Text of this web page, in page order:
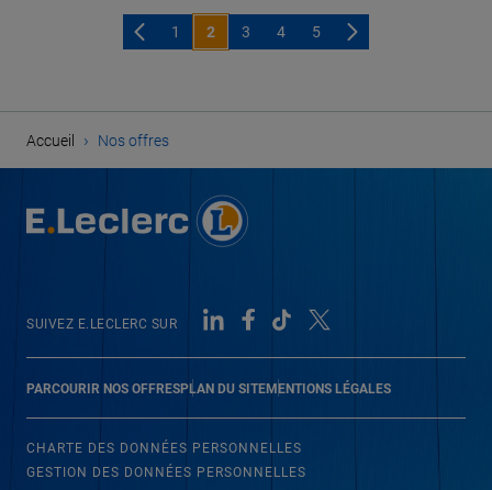
1 2 3 4 5
Accueil › Nos offres
PARCOURIR NOS OFFRESPLAN DU SITEMENTIONS LÉGALES
SUIVEZ E.LECLERC SUR
CHARTE DES DONNÉES PERSONNELLES
GESTION DES DONNÉES PERSONNELLES